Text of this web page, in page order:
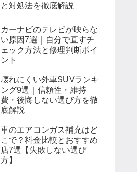
と対処法を徹底解説
カーナビのテレビが映らな
い原因7選｜自分で直すチ
ェック方法と修理判断ポイ
ント
壊れにくい外車SUVランキ
ング9選｜信頼性・維持
費・後悔しない選び方を徹
底解説
車のエアコンガス補充はど
こで？料金比較とおすすめ
店7選【失敗しない選び
方】